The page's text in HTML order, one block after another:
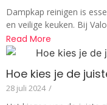
Dampkap reinigen is
en veilige keuken. Bij
Read More
Hoe kies je de
28 juli 2024 /